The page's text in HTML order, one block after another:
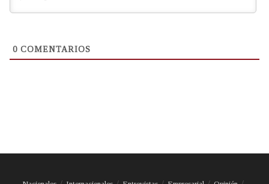
0 COMENTARIOS